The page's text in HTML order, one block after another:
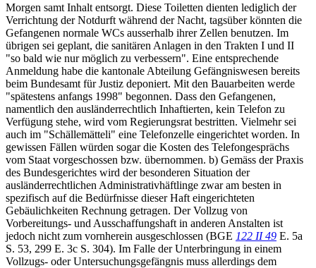
Morgen samt Inhalt entsorgt. Diese Toiletten dienten lediglich der
Verrichtung der Notdurft während der Nacht, tagsüber könnten die
Gefangenen normale WCs ausserhalb ihrer Zellen benutzen. Im
übrigen sei geplant, die sanitären Anlagen in den Trakten I und II
"so bald wie nur möglich zu verbessern". Eine entsprechende
Anmeldung habe die kantonale Abteilung Gefängniswesen bereits
beim Bundesamt für Justiz deponiert. Mit den Bauarbeiten werde
"spätestens anfangs 1998" begonnen. Dass den Gefangenen,
namentlich den ausländerrechtlich Inhaftierten, kein Telefon zu
Verfügung stehe, wird vom Regierungsrat bestritten. Vielmehr sei
auch im "Schällemätteli" eine Telefonzelle eingerichtet worden. In
gewissen Fällen würden sogar die Kosten des Telefongesprächs
vom Staat vorgeschossen bzw. übernommen. b) Gemäss der Praxis
des Bundesgerichtes wird der besonderen Situation der
ausländerrechtlichen Administrativhäftlinge zwar am besten in
spezifisch auf die Bedürfnisse dieser Haft eingerichteten
Gebäulichkeiten Rechnung getragen. Der Vollzug von
Vorbereitungs- und Ausschaffungshaft in anderen Anstalten ist
jedoch nicht zum vornherein ausgeschlossen (BGE 122 II 49 E. 5a
S. 53, 299 E. 3c S. 304). Im Falle der Unterbringung in einem
Vollzugs- oder Untersuchungsgefängnis muss allerdings dem